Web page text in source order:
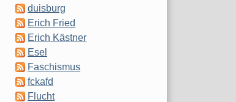
duisburg
Erich Fried
Erich Kästner
Esel
Faschismus
fckafd
Flucht